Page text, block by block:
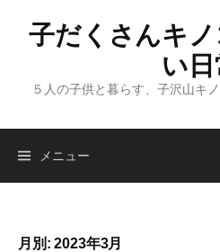
子だくさんキ
い日
５人の子供と暮らす、子沢山キ
メニュー
月別: 2023年3月